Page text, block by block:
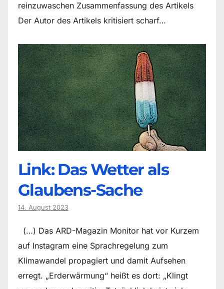
reinzuwaschen Zusammenfassung des Artikels
Der Autor des Artikels kritisiert scharf…
Link: Das Wetter als
Glaubens-Sache
14. August 2023
(…) Das ARD-Magazin Monitor hat vor Kurzem
auf Instagram eine Sprachregelung zum
Klimawandel propagiert und damit Aufsehen
erregt. „Erderwärmung“ heißt es dort: „Klingt